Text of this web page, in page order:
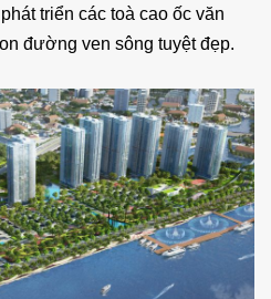
triển các toà cao ốc văn
đường ven sông tuyệt đẹp.